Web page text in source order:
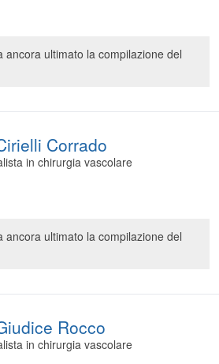
ancora ultimato la compilazione del
Corrado
in chirurgia vascolare
ancora ultimato la compilazione del
Rocco
in chirurgia vascolare